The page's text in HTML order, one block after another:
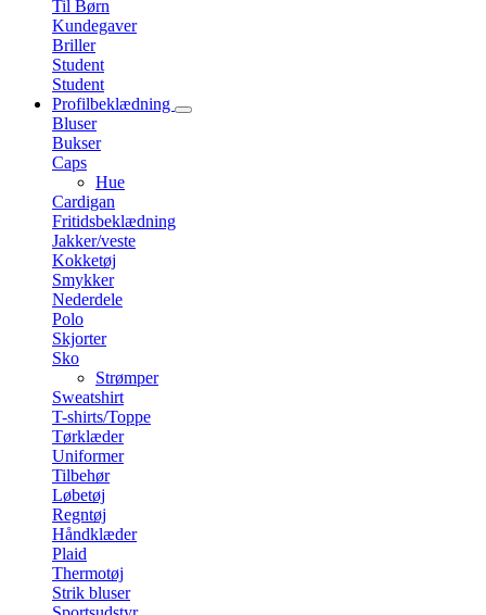
Til Børn
Kundegaver
Briller
Student
Student
Profilbeklædning
Bluser
Bukser
Caps
Hue
Cardigan
Fritidsbeklædning
Jakker/veste
Kokketøj
Smykker
Nederdele
Polo
Skjorter
Sko
Strømper
Sweatshirt
T-shirts/Toppe
Tørklæder
Uniformer
Tilbehør
Løbetøj
Regntøj
Håndklæder
Plaid
Thermotøj
Strik bluser